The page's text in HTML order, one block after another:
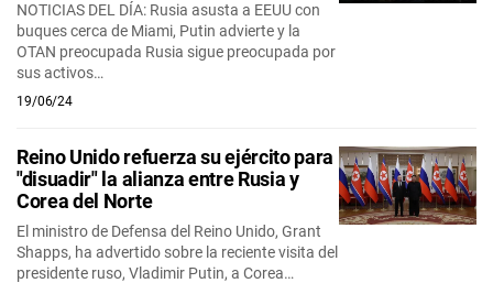
NOTICIAS DEL DÍA: Rusia asusta a EEUU con
buques cerca de Miami, Putin advierte y la
OTAN preocupada Rusia sigue preocupada por
sus activos…
19/06/24
Reino Unido refuerza su ejército para
"disuadir" la alianza entre Rusia y
Corea del Norte
El ministro de Defensa del Reino Unido, Grant
Shapps, ha advertido sobre la reciente visita del
presidente ruso, Vladimir Putin, a Corea…